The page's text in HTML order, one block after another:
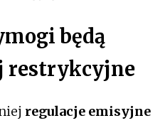
będą
restrykcyjne
regulacje emisyjne